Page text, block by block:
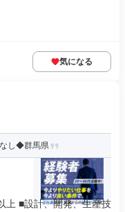
気になる
し◆群馬県
上 ■設計、開発、生産技